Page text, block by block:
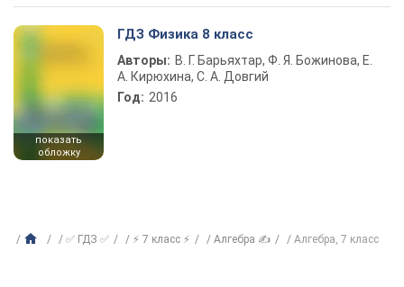
показать
обложку
ГДЗ Физика 8 класс
Авторы: В. Г. Барьяхтар, Ф. Я. Божинова, Е.
А. Кирюхина, С. А. Довгий
Год: 2016
✅ ГДЗ ✅ ⚡ 7 класс ⚡ Алгебра ✍ Алгебра, 7 класс